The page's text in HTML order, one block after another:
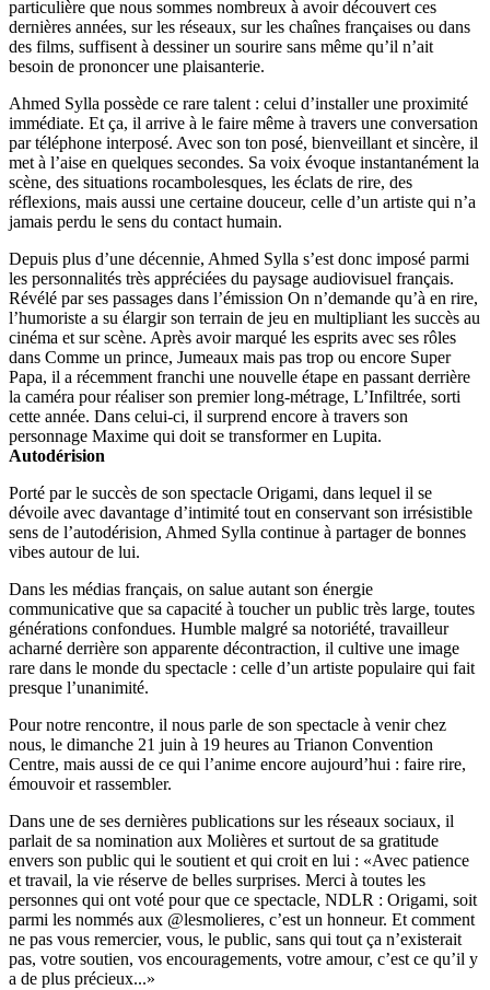
particulière que nous sommes nombreux à avoir découvert ces
dernières années, sur les réseaux, sur les chaînes françaises ou dans
des films, suffisent à dessiner un sourire sans même qu’il n’ait
besoin de prononcer une plaisanterie.
Ahmed Sylla possède ce rare talent : celui d’installer une proximité
immédiate. Et ça, il arrive à le faire même à travers une conversation
par téléphone interposé. Avec son ton posé, bienveillant et sincère, il
met à l’aise en quelques secondes. Sa voix évoque instantanément la
scène, des situations rocambolesques, les éclats de rire, des
réflexions, mais aussi une certaine douceur, celle d’un artiste qui n’a
jamais perdu le sens du contact humain.
Depuis plus d’une décennie, Ahmed Sylla s’est donc imposé parmi
les personnalités très appréciées du paysage audiovisuel français.
Révélé par ses passages dans l’émission On n’demande qu’à en rire,
l’humoriste a su élargir son terrain de jeu en multipliant les succès au
cinéma et sur scène. Après avoir marqué les esprits avec ses rôles
dans Comme un prince, Jumeaux mais pas trop ou encore Super
Papa, il a récemment franchi une nouvelle étape en passant derrière
la caméra pour réaliser son premier long-métrage, L’Infiltrée, sorti
cette année. Dans celui-ci, il surprend encore à travers son
personnage Maxime qui doit se transformer en Lupita.
Autodérision
Porté par le succès de son spectacle Origami, dans lequel il se
dévoile avec davantage d’intimité tout en conservant son irrésistible
sens de l’autodérision, Ahmed Sylla continue à partager de bonnes
vibes autour de lui.
Dans les médias français, on salue autant son énergie
communicative que sa capacité à toucher un public très large, toutes
générations confondues. Humble malgré sa notoriété, travailleur
acharné derrière son apparente décontraction, il cultive une image
rare dans le monde du spectacle : celle d’un artiste populaire qui fait
presque l’unanimité.
Pour notre rencontre, il nous parle de son spectacle à venir chez
nous, le dimanche 21 juin à 19 heures au Trianon Convention
Centre, mais aussi de ce qui l’anime encore aujourd’hui : faire rire,
émouvoir et rassembler.
Dans une de ses dernières publications sur les réseaux sociaux, il
parlait de sa nomination aux Molières et surtout de sa gratitude
envers son public qui le soutient et qui croit en lui : «Avec patience
et travail, la vie réserve de belles surprises. Merci à toutes les
personnes qui ont voté pour que ce spectacle, NDLR : Origami, soit
parmi les nommés aux @lesmolieres, c’est un honneur. Et comment
ne pas vous remercier, vous, le public, sans qui tout ça n’existerait
pas, votre soutien, vos encouragements, votre amour, c’est ce qu’il y
a de plus précieux...»